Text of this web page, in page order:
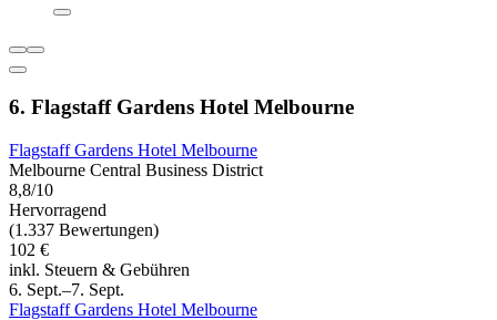
6. Flagstaff Gardens Hotel Melbourne
Flagstaff Gardens Hotel Melbourne
Melbourne Central Business District
8,8/10
Hervorragend
(1.337 Bewertungen)
102 €
inkl. Steuern & Gebühren
6. Sept.–7. Sept.
Flagstaff Gardens Hotel Melbourne